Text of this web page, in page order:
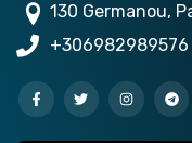
130 Germanou,
+306982989576